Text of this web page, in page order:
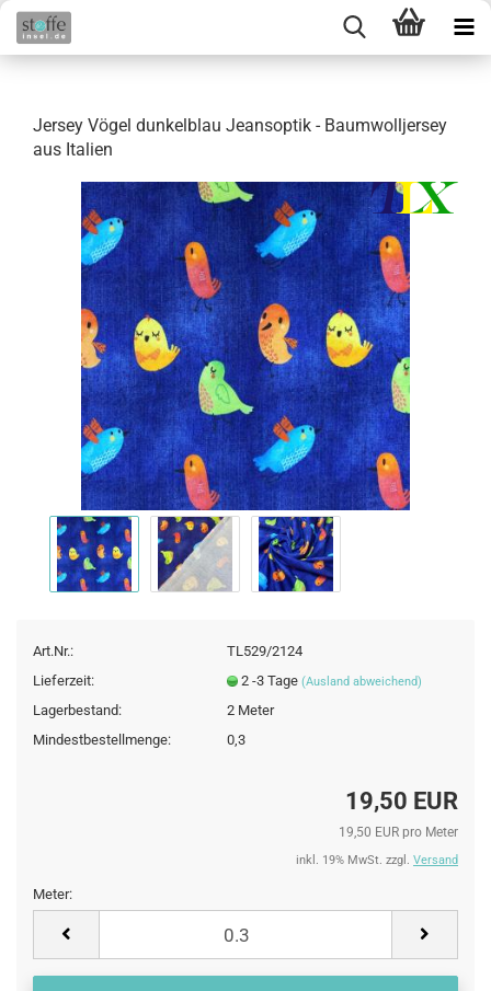
Jersey Vögel dunkelblau Jeansoptik - Baumwolljersey
aus Italien
Art.Nr.:
TL529/2124
Lieferzeit:
2 -3 Tage (Ausland abweichend)
Lagerbestand: 2 Meter
Mindestbestellmenge:
0,3
19,50 EUR
19,50 EUR pro Meter
inkl. 19% MwSt. zzgl. Versand
Meter: